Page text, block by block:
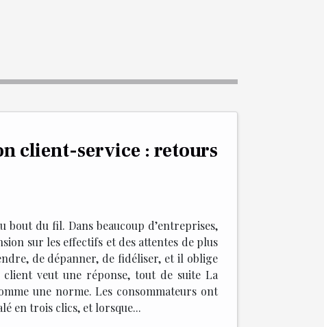
client-service : retours
du fil. Dans beaucoup d’entreprises,
sur les effectifs et des attentes de plus
de dépanner, de fidéliser, et il oblige
client veut une réponse, tout de suite La
une norme. Les consommateurs ont
en trois clics, et lorsque...